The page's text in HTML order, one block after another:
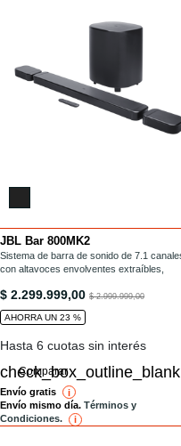
JBL Bar 800MK2
/barras-de-sonido/BAR-800MK2.html
Sistema de barra de sonido de 7.1
con altavoces envolventes extraíbles,
Virtual:X®
/barras-de-sonido/BAR-
$ 2.299.999,00 $ 2.999.999,00
AHORRA UN 23 %
Installments
Hasta 6 cuotas sin interés
Comparar
Envío gratis i reference
Envío mismo día. Términos y
Condiciones.
i reference